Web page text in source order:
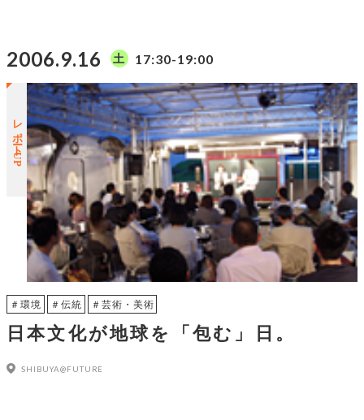
2006.9.16 土 17:30-19:00
レポートUP
＃環境 ＃伝統 ＃芸術・美術
日本文化が地球を「包む」日。
SHIBUYA@FUTURE